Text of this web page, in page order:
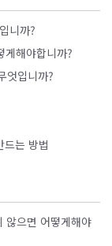
니까?
게해야합니까?
엇입니까?
는 방법
으면 어떻게해야